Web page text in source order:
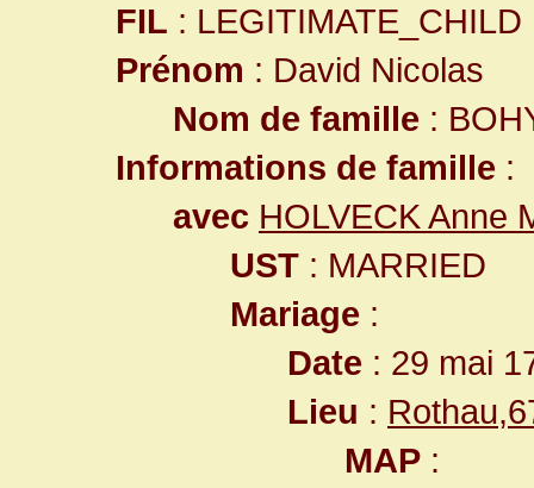
FIL : LEGITIMATE_CHILD
Prénom : David Nicolas
Nom de famille :
Informations de famille :
avec HOLVECK Anne
UST : MARRIED
Mariage :
Date : 29 mai
Lieu :
MAP :